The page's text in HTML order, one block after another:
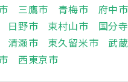
三鷹市 青梅市 府中市
日野市 東村山市 国分
清瀬市 東久留米市 武
西東京市